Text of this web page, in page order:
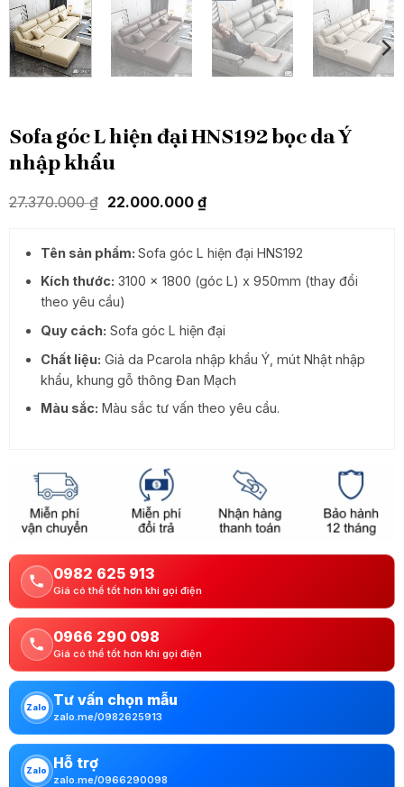
Sofa góc L hiện đại HNS192 bọc da Ý
nhập khẩu
27.370.000₫ Giá
27.370.000 ₫.
22.000.000 ₫Giá
hiện
là:
22.000.000 ₫.
Tên sản phẩm: Sofa góc L hiện đại HNS192
Kích thước: 3100 x 1800 (góc L) x 950mm (thay đổi
theo yêu cầu)
Quy cách: Sofa góc L hiện đại
Chất liệu: Giả da Pcarola nhập khẩu Ý, mút Nhật nhập
khẩu, khung gỗ thông Đan Mạch
Màu sắc: Màu sắc tư vấn theo yêu cầu.
0982 625 913
Giá có thể tốt hơn khi gọi điện
0966 290 098
Giá có thể tốt hơn khi gọi điện
Zalo Tư vấn chọn mẫu
zalo.me/0982625913
Zalo Hỗ trợ
zalo.me/0966290098